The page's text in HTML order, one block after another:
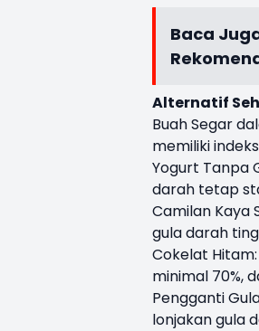
Baca
Alternatif
Buah Segar
memiliki
Yogurt Tanpa
darah tetap
Camilan Kaya
gula darah
Cokelat
minimal 70%,
Pengganti
lonjakan gula